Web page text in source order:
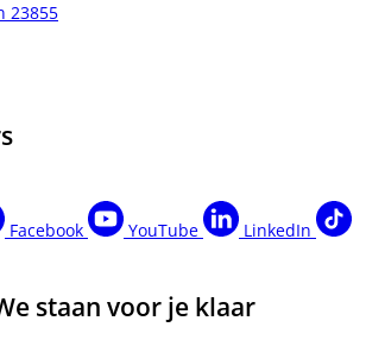
23855
Facebook YouTube
LinkedIn
staan voor je klaar